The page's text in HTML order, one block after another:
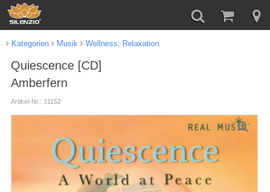
Kategorien Musik Wellness, Relaxation
Quiescence [CD]
Amberfern
Artikel-Nr.: 31152